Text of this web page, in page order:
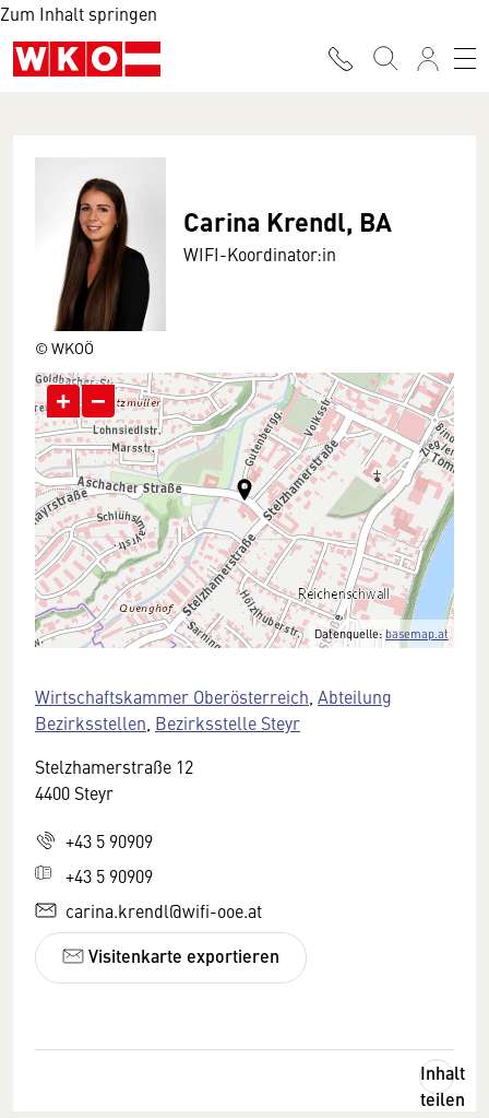
Zum Inhalt springen
© WKOÖ
Carina Krendl, BA
WIFI-Koordinator:in
+ −
Datenquelle:basemap.at
Wirtschaftskammer Oberösterreich Abteilung
Bezirksstellen Bezirksstelle Steyr
Stelzhamerstraße 12
4400 Steyr
+43 5 90909
+43 5 90909
carina.krendl@wifi-ooe.at
Visitenkarte exportieren
Inhalt
teilen